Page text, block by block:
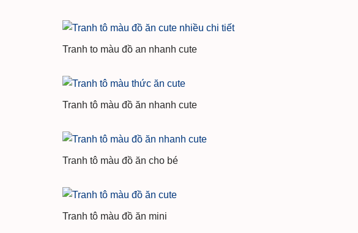
Tranh to màu đồ an nhanh cute
Tranh tô màu đồ ăn nhanh cute
Tranh tô màu đồ ăn cho bé
Tranh tô màu đồ ăn mini